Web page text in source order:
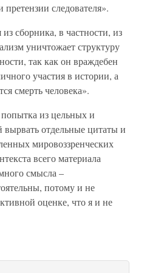
следователя».
сборника, в частности, из
уничтожает структуру
так как он враждебен
участия в истории, а
смерть человека».
из цельных и
вырвать отдельные цитаты и
мировоззренческих
всего материала
смысла –
потому и не
оценке, что я и не